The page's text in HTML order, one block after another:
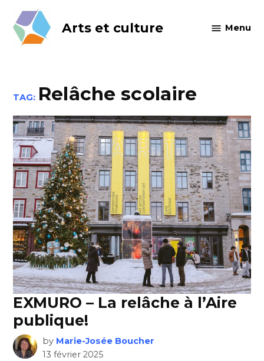
content
Arts et culture Menu
TAG: Relâche scolaire
EXMURO – La relâche à l’Aire
publique!
by Marie-Josée Boucher
13 février 2025